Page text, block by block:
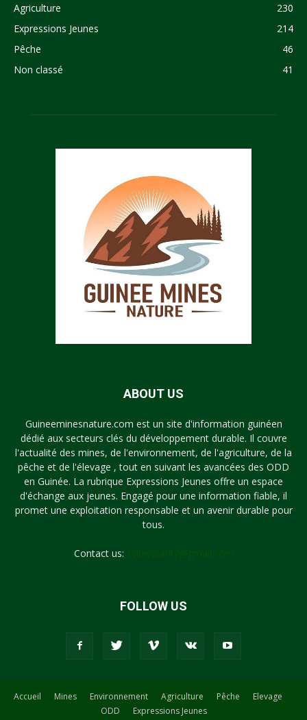
Agriculture
230
Expressions Jeunes
214
Pêche
46
Non classé
41
ABOUT US
Guineeminesnature.com est un site d'information guinéen
dédié aux secteurs clés du développement durable. Il couvre
l'actualité des mines, de l'environnement, de l'agriculture, de la
pêche et de l'élevage , tout en suivant les avancées des ODD
en Guinée. La rubrique Expressions Jeunes offre un espace
d'échange aux jeunes. Engagé pour une information fiable, il
promet une exploitation responsable et un avenir durable pour
tous.
Contact us:
FOLLOW US
Accueil Mines Environnement Agriculture Pêche
Elevage
ODD
Expressions Jeunes